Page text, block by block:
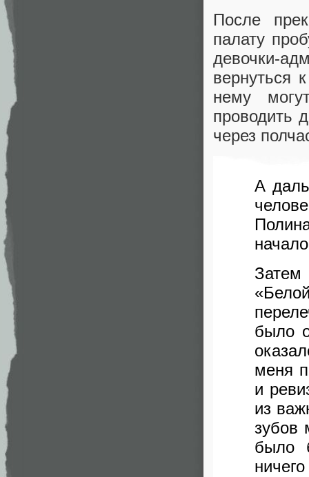
После
палату
девочки-
вернуться
нему
проводить
через
А
было
меня
и
из
зубов
было